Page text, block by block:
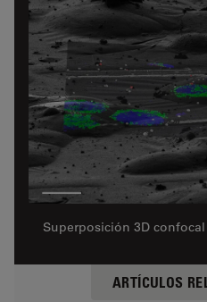
Superposición 3D
ARTÍCULOS